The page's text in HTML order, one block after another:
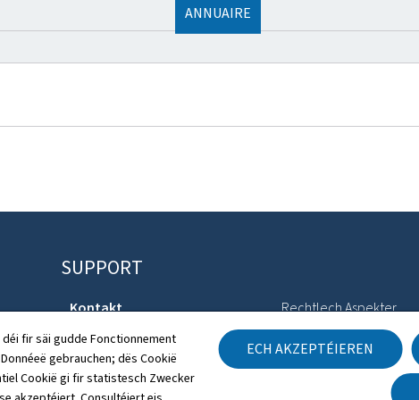
fir säi gudde Fonctionnement
gebrauchen; dës Cookië
Cookië gi fir statistesch Zwecker
ECH AKZEPTÉIEREN
ANNUAIRE
SUPPORT
Kontakt
Sitemap
Iwwert dës Websäit
Rechtlech Aspekter
Accessibilitéitserklärung
Gestioun vu Cookien